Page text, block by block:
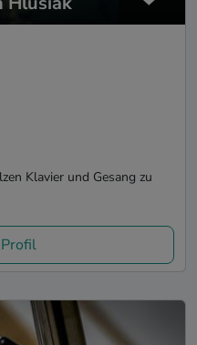
Klavier und Gesang zu